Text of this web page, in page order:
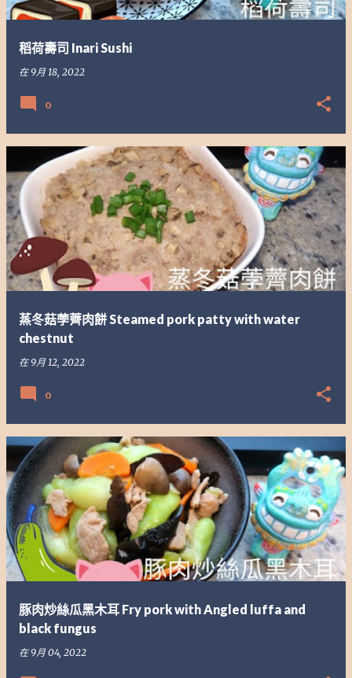
稻荷壽司 Inari Sushi
在9月 18, 2022
0
蒸冬菇荸薺肉餅 Steamed pork patty with water
chestnut
在9月 12, 2022
0
豚肉炒絲瓜黑木耳 Fry pork with Angled luffa and
black fungus
在9月 04, 2022